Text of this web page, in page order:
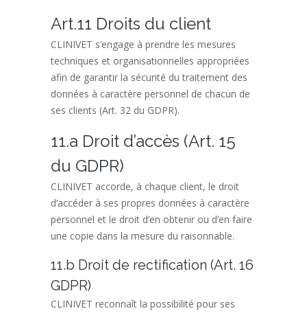
Art.11 Droits du client
CLINIVET s’engage à prendre les mesures
techniques et organisationnelles appropriées
afin de garantir la sécurité du traitement des
données à caractère personnel de chacun de
ses clients (Art. 32 du GDPR).
11.a Droit d’accès (Art. 15
du GDPR)
CLINIVET accorde, à chaque client, le droit
d’accéder à ses propres données à caractère
personnel et le droit d’en obtenir ou d’en faire
une copie dans la mesure du raisonnable.
11.b Droit de rectification (Art. 16
GDPR)
CLINIVET reconnaît la possibilité pour ses